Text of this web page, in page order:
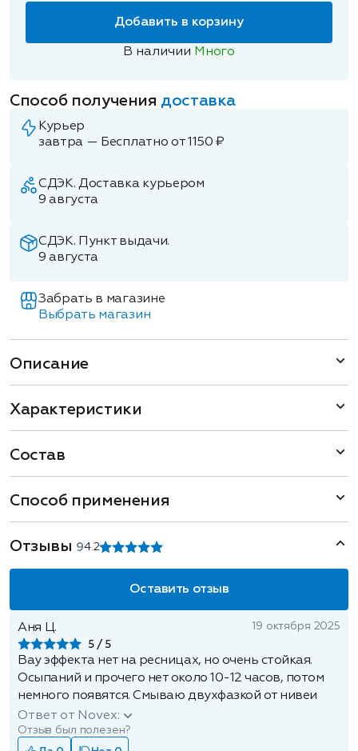
Добавить в корзину
В наличии Много
Способ получения доставка
Курьер
завтра — Бесплатно от 1150 ₽
СДЭК. Доставка курьером
9 августа
СДЭК. Пункт выдачи.
9 августа
Забрать в магазине
Выбрать магазин
Описание
Характеристики
Состав
Способ применения
Отзывы 94.2
Оставить отзыв
Аня Ц.
5
19 октября 2025
Вау эффекта нет на ресницах, но очень стойкая.
Осыпаний и прочего нет около 10-12 часов, потом
немного появятся. Смываю двухфазкой от нивеи
Ответ от Novex:
Отзыв был полезен?